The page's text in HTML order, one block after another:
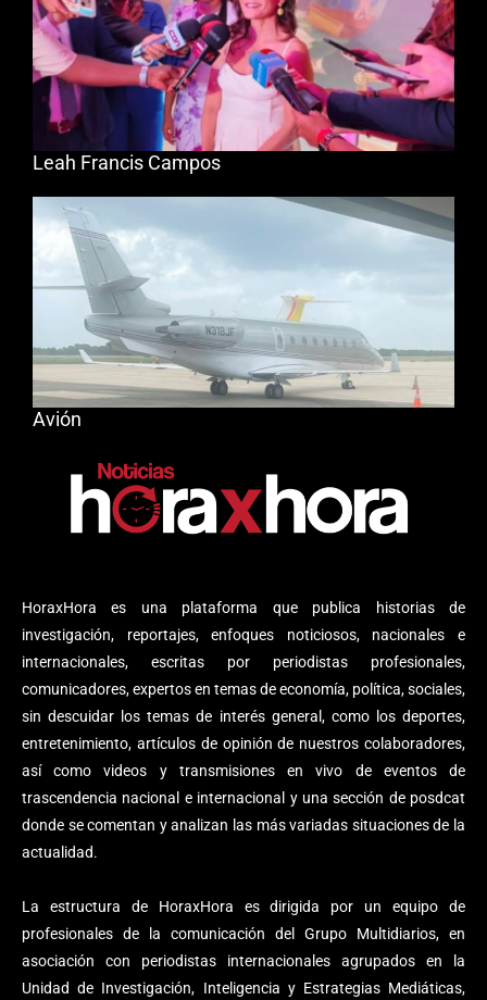
HoraxHora es una plataforma que publica historias de
investigación, reportajes, enfoques noticiosos, nacionales e
internacionales, escritas por periodistas profesionales,
comunicadores, expertos en temas de economía, política, sociales,
sin descuidar los temas de interés general, como los deportes,
entretenimiento, artículos de opinión de nuestros colaboradores,
así como videos y transmisiones en vivo de eventos de
trascendencia nacional e internacional y una sección de posdcat
donde se comentan y analizan las más variadas situaciones de la
actualidad.
La estructura de HoraxHora es dirigida por un equipo de
profesionales de la comunicación del Grupo Multidiarios, en
asociación con periodistas internacionales agrupados en la
Unidad de Investigación, Inteligencia y Estrategias Mediáticas,
Leah Francis Campos
Avión